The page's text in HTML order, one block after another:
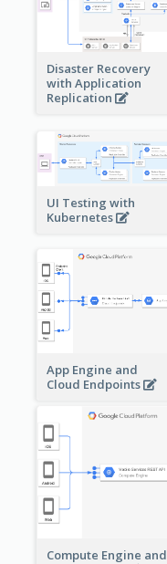
Disaster Recovery
with Application
Replication
UI Testing with
Kubernetes
App Engine and
Cloud Endpoints
Compute Engine and